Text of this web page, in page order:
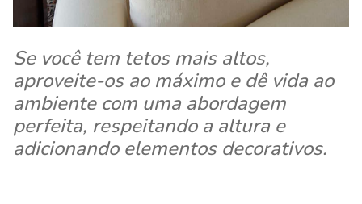
Se você tem tetos mais altos,
aproveite-os ao máximo e dê vida ao
ambiente com uma abordagem
perfeita, respeitando a altura e
adicionando elementos decorativos.